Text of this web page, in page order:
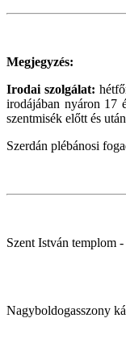
Megjegyzés:
Irodai szolgálat:
irodájában nyáron 17
szentmisék előtt és
Szerdán plébánosi
Szent István templom
Nagyboldogasszony